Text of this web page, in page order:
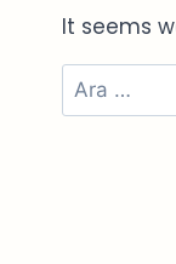
It seems
Arama: